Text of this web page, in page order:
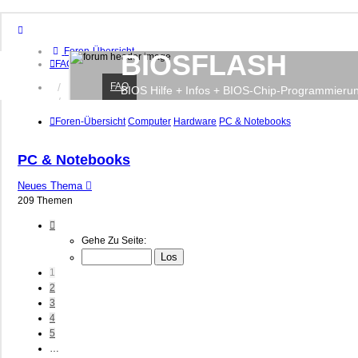
Foren-Übersicht
FAQ
Anmelden
Registrieren
BIOSFLASH
BIOS Hilfe + Infos + BIOS-Chip-
FAQ
Foren-Übersicht Computer Hardware PC & Notebooks
PC & Notebooks
Neues Thema
209 Themen
Von
Gehe Zu Seite:
1
2
3
4
5
…